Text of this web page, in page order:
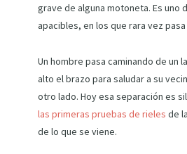
grave de alguna motoneta. Es uno
apacibles, en los que rara vez pasa
Un hombre pasa caminando de un
alto el brazo para saludar a su
otro lado. Hoy esa separación es
las primeras pruebas de rieles de
de lo que se viene.